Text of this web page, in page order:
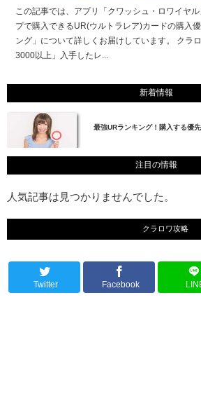
この記事では、アプリ「クワッシュ・ロワイヤ
プで購入できるUR(ウルトラレア)カードの購入
ング」について詳しくお届けしています。 クラ
3000以上」入手したレ...
新着情報
最強URランキング！購入する優
注目の情報
人気記事は見つかりませんでした。
クラロワ攻略
Twitter Facebook